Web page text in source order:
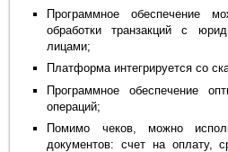
Программное обеспечение
обработки транзакций с
лицами;
Платформа интегрируется со
Программное обеспечение
операций;
Помимо чеков, можно
документов: счет на оплату,